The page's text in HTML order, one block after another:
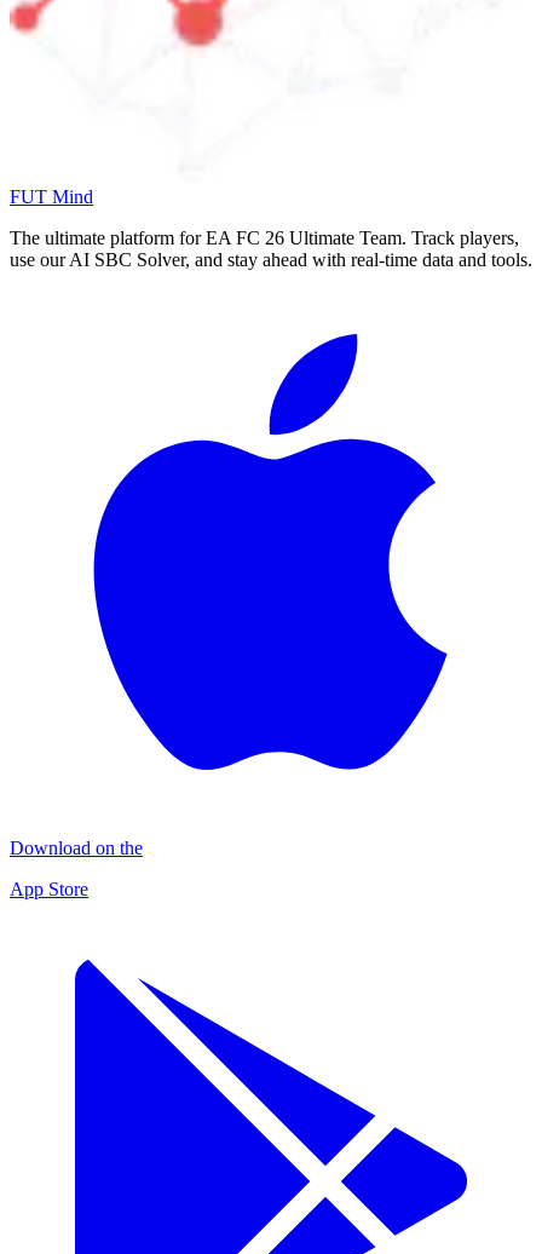
FUT Mind
The ultimate platform for EA FC 26 Ultimate Team. Track players,
use our AI SBC Solver, and stay ahead with real-time data and tools.
Download on the
App Store